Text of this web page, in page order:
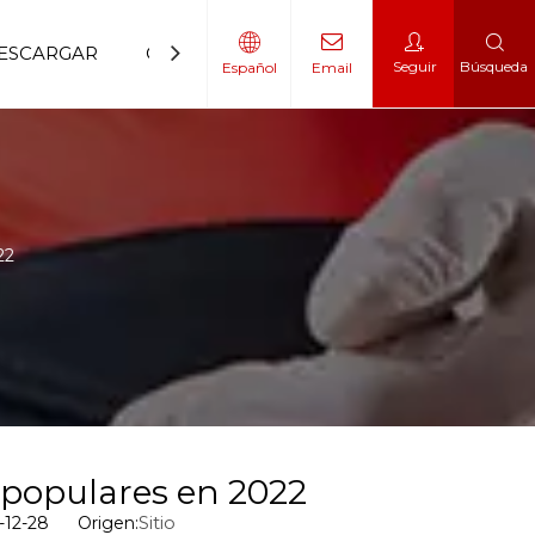
CONTÁCTENOS
Español Email Seguir Búsqueda
en 2022
12-28 Origen:Sitio